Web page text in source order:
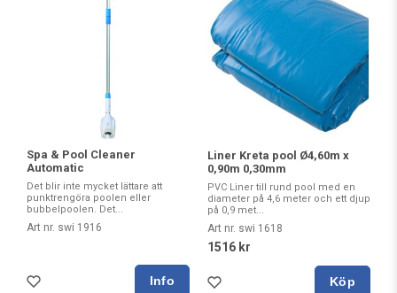
Spa & Pool Cleaner
Automatic
Det blir inte mycket lättare att
punktrengöra poolen eller
bubbelpoolen. Det...
Art nr. swi 1916
Liner Kreta pool Ø4,60m x
0,90m 0,30mm
PVC Liner till rund pool med en
diameter på 4,6 meter och ett djup
på 0,9 met...
Art nr. swi 1618
1516 kr
Köp